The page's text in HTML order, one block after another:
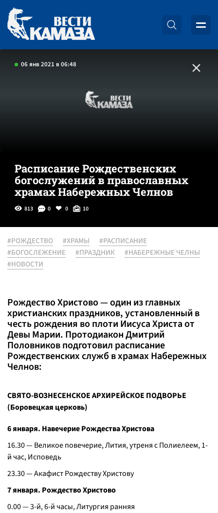
06 янв 2021 в 06:48
Расписание Рождественских
богослужений в православных
храмах Набережных Челнов
813 0 0 10
#РОЖДЕСТВО #ХРАМЫ
#РАСПИСАНИЕ
#БОГОСЛЕЖЕНИЕ
#ПРАЗДНИК
#НАБЕРЕЖНЫЕ ЧЕЛНЫ
#НОВОСТИ
Рождество Христово — один из главных
христианских праздников, установленный в
честь рождения во плоти Иисуса Христа от
Девы Марии. Протодиакон Дмитрий
Половников подготовил расписание
Рождественских служб в храмах Набережных
Челнов:
СВЯТО-ВОЗНЕСЕНСКОЕ АРХИРЕЙСКОЕ ПОДВОРЬЕ
(Боровецкая церковь)
6 января. Навечерие Рождества Христова
16.30 — Великое повечерие, Лития, утреня с Полиелеем, 1-
й час, Исповедь
23.30 — Акафист Рождеству Христову
7 января. Рождество Христово
0.00 — 3-й, 6-й часы, Литургия ранняя